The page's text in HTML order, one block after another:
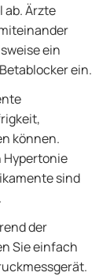
ab. Ärzte
ein
ein.
können.
Hypertonie
sind
der
Sie einfach